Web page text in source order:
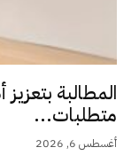
المطالبة
متطلبات...
أغسطس 6, 2026